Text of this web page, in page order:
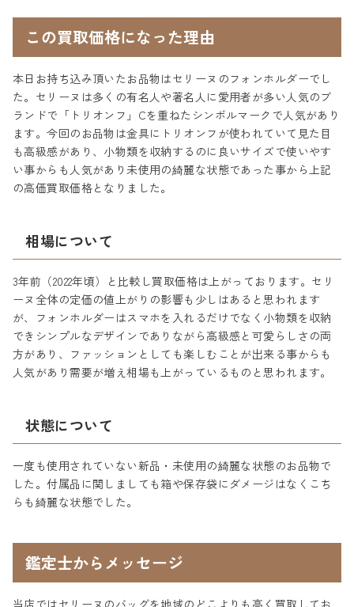
この買取価格になった理由
本日お持ち込み頂いたお品物はセリーヌのフォンホルダーでし
た。セリーヌは多くの有名人や著名人に愛用者が多い人気のブ
ランドで「トリオンフ」Cを重ねたシンボルマークで人気があり
ます。今回のお品物は金具にトリオンフが使われていて見た目
も高級感があり、小物類を収納するのに良いサイズで使いやす
い事からも人気があり未使用の綺麗な状態であった事から上記
の高価買取価格となりました。
相場について
3年前（2022年頃）と比較し買取価格は上がっております。セリ
ーヌ全体の定価の値上がりの影響も少しはあると思われます
が、フォンホルダーはスマホを入れるだけでなく小物類を収納
できシンプルなデザインでありながら高級感と可愛らしさの両
方があり、ファッションとしても楽しむことが出来る事からも
人気があり需要が増え相場も上がっているものと思われます。
状態について
一度も使用されていない新品・未使用の綺麗な状態のお品物で
した。付属品に関しましても箱や保存袋にダメージはなくこち
らも綺麗な状態でした。
鑑定士からメッセージ